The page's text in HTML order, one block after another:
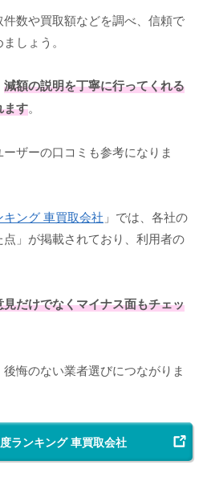
数や買取額などを調べ、信頼で
しょう。
減額の説明を丁寧に行ってくれる
ます。
ザーの口コミも参考になりま
ング 車買取会社 」では、各社の
点」が掲載されており、利用者の
見だけでなくマイナス面もチェッ
悔のない業者選びにつながりま
ランキング 車買取会社